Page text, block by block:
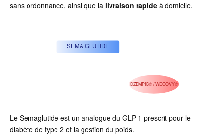
sans ordonnance, ainsi que la livraison rapide à domicile.
SEMA GLUTIDE
OZEMPIC® / WEGOVY®
Le Semaglutide est un analogue du GLP-1 prescrit pour le
diabète de type 2 et la gestion du poids.